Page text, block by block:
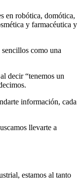
en robótica, domótica,
y farmacéutica y
como una
decir “tenemos un
información, cada
llevarte a
estamos al tanto